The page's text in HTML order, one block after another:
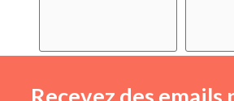
Recevez des emails